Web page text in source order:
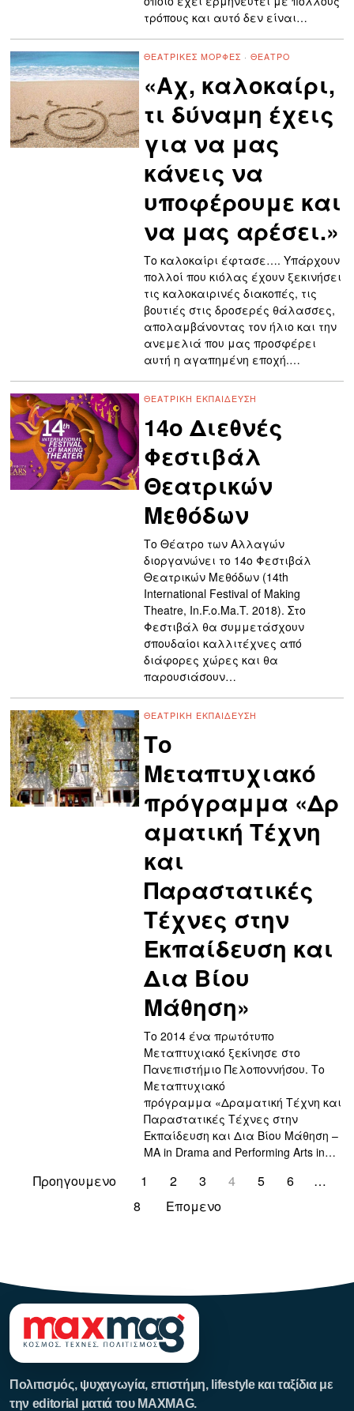
τρόπους και αυτό δεν είναι…
ΘΕΑΤΡΙΚΈΣ ΜΟΡΦΈΣ · ΘΈΑΤΡΟ
«Αχ, καλοκαίρι,
τι δύναμη έχεις
για να μας
κάνεις να
υποφέρουμε και
να μας αρέσει.»
Το καλοκαίρι έφτασε…. Υπάρχουν
πολλοί που κιόλας έχουν ξεκινήσει
τις καλοκαιρινές διακοπές, τις
βουτιές στις δροσερές θάλασσες,
απολαμβάνοντας τον ήλιο και την
ανεμελιά που μας προσφέρει
αυτή η αγαπημένη εποχή.…
ΘΕΑΤΡΙΚΉ ΕΚΠΑΊΔΕΥΣΗ
14ο Διεθνές
Φεστιβάλ
Θεατρικών
Μεθόδων
Το Θέατρο των Αλλαγών
διοργανώνει το 14ο Φεστιβάλ
Θεατρικών Μεθόδων (14th
International Festival of Making
Theatre, In.F.o.Ma.T. 2018). Στο
Φεστιβάλ θα συμμετάσχουν
σπουδαίοι καλλιτέχνες από
διάφορες χώρες και θα
παρουσιάσουν…
ΘΕΑΤΡΙΚΉ ΕΚΠΑΊΔΕΥΣΗ
Το
Μεταπτυχιακό
πρόγραμμα «Δρ
αματική Τέχνη
και
Παραστατικές
Τέχνες στην
Εκπαίδευση και
Δια Βίου
Μάθηση»
Το 2014 ένα πρωτότυπο
Μεταπτυχιακό ξεκίνησε στο
Πανεπιστήμιο Πελοποννήσου. Το
Μεταπτυχιακό
πρόγραμμα «Δραματική Τέχνη και
Παραστατικές Τέχνες στην
Εκπαίδευση και Δια Βίου Μάθηση –
MA in Drama and Performing Arts in…
Προηγουμενο 1 2 3 4 5 6
…
8
Επομενο
Πολιτισμός, ψυχαγωγία, επιστήμη, lifestyle και ταξίδια με
την editorial ματιά του MAXMAG.